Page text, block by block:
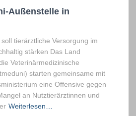
Außenstelle in
tierärztliche Versorgung im
stärken Das Land
Veterinärmedizinische
starten gemeinsame mit
eine Offensive gegen
an Nutztierärztinnen und
Weiterlesen…